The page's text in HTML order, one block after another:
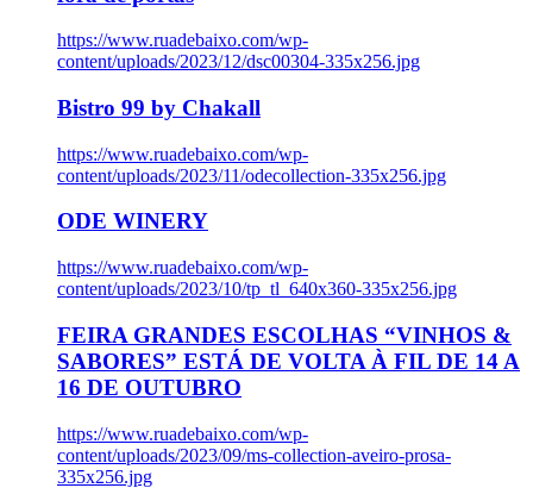
https://www.ruadebaixo.com/wp-
content/uploads/2023/12/dsc00304-335x256.jpg
Bistro 99 by Chakall
https://www.ruadebaixo.com/wp-
content/uploads/2023/11/odecollection-335x256.jpg
ODE WINERY
https://www.ruadebaixo.com/wp-
content/uploads/2023/10/tp_tl_640x360-335x256.jpg
FEIRA GRANDES ESCOLHAS “VINHOS &
SABORES” ESTÁ DE VOLTA À FIL DE 14 A
16 DE OUTUBRO
https://www.ruadebaixo.com/wp-
content/uploads/2023/09/ms-collection-aveiro-prosa-
335x256.jpg